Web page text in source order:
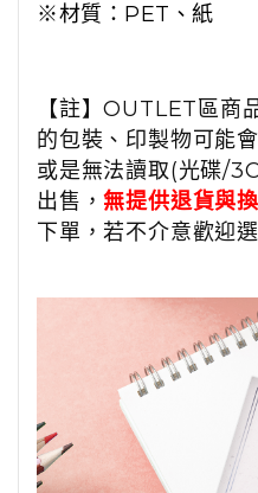
※材質：PET、紙
【註】OUTLET區商
的包裝、印製物可能
或是無法讀取(光碟/
出售，無提供退貨與
下單，若不介意歡迎